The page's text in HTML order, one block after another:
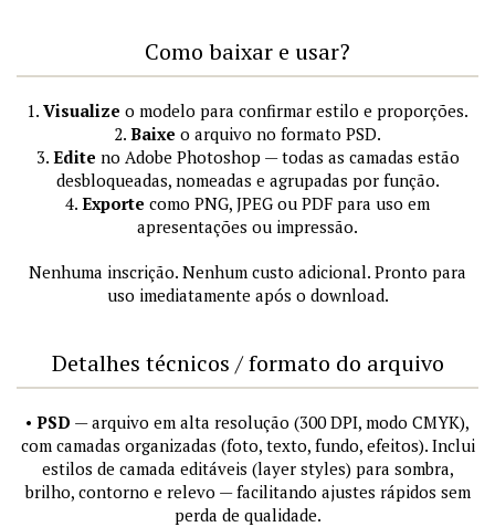
Como baixar e usar?
1. Visualize o modelo para confirmar estilo e proporções.
2. Baixe o arquivo no formato PSD.
3. Edite no Adobe Photoshop — todas as camadas estão
desbloqueadas, nomeadas e agrupadas por função.
4. Exporte como PNG, JPEG ou PDF para uso em
apresentações ou impressão.
Nenhuma inscrição. Nenhum custo adicional. Pronto para
uso imediatamente após o download.
Detalhes técnicos / formato do arquivo
• PSD — arquivo em alta resolução (300 DPI, modo CMYK),
com camadas organizadas (foto, texto, fundo, efeitos). Inclui
estilos de camada editáveis (layer styles) para sombra,
brilho, contorno e relevo — facilitando ajustes rápidos sem
perda de qualidade.